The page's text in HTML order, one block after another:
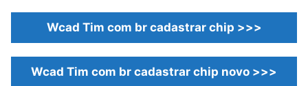
Wcad Tim com br cadastrar chip >>>
Wcad Tim com br cadastrar chip novo >>>